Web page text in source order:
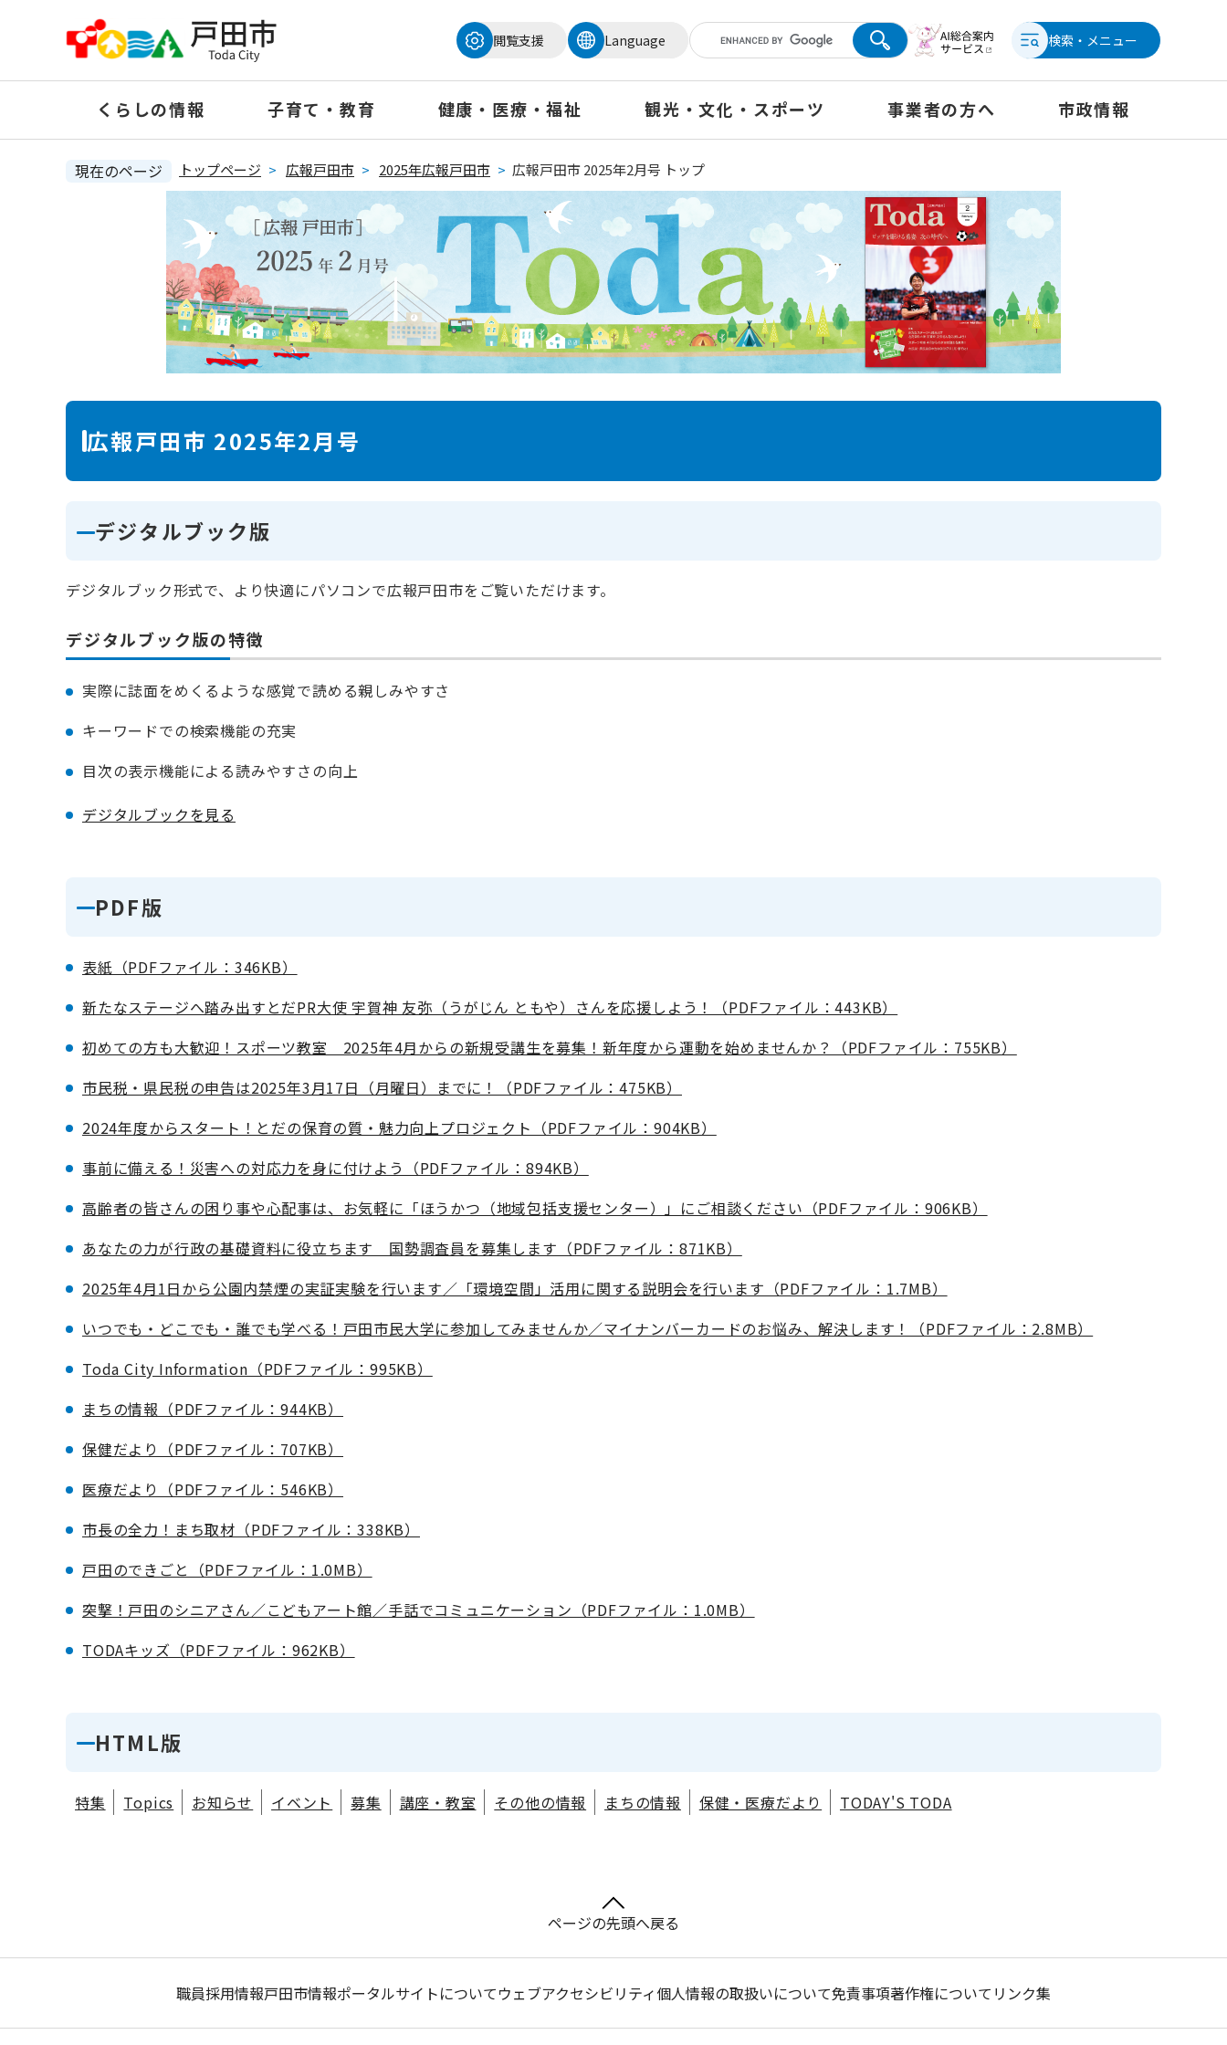
頭
閲覧支援
Language 検索・メニュー
くらしの情報 子育て・教育 健康・医療・福祉 観光・文化・スポーツ 事業者の方へ 市政情報
現在のページ トップページ > 広報戸田市 > 2025年広報戸田市 > 広報戸田市 2025年2月号 トップ
本
広報戸田市 2025年2月号
デジタルブック版
デジタルブック形式で、より快適にパソコンで広報戸田市をご覧いただけます。
デジタルブック版の特徴
実際に誌面をめくるような感覚で読める親しみやすさ
キーワードでの検索機能の充実
目次の表示機能による読みやすさの向上
デジタルブックを見る
PDF版
表紙（PDFファイル：346KB）
新たなステージへ踏み出すとだPR大使 宇賀神 友弥（うがじん ともや）さんを応援しよう！（PDFファイル：443KB）
初めての方も大歓迎！スポーツ教室 2025年4月からの新規受講生を募集！新年度から運動を始めませんか？（PDFファイル：755KB）
市民税・県民税の申告は2025年3月17日（月曜日）までに！（PDFファイル：475KB）
2024年度からスタート！とだの保育の質・魅力向上プロジェクト（PDFファイル：904KB）
事前に備える！災害への対応力を身に付けよう（PDFファイル：894KB）
高齢者の皆さんの困り事や心配事は、お気軽に「ほうかつ（地域包括支援センター）」にご相談ください（PDFファイル：906KB）
あなたの力が行政の基礎資料に役立ちます 国勢調査員を募集します（PDFファイル：871KB）
2025年4月1日から公園内禁煙の実証実験を行います／「環境空間」活用に関する説明会を行います（PDFファイル：1.7MB）
いつでも・どこでも・誰でも学べる！戸田市民大学に参加してみませんか／マイナンバーカードのお悩み、解決します！（PDFファイル：2.8MB）
Toda City Information（PDFファイル：995KB）
まちの情報（PDFファイル：944KB）
保健だより（PDFファイル：707KB）
医療だより（PDFファイル：546KB）
市長の全力！まち取材（PDFファイル：338KB）
戸田のできごと（PDFファイル：1.0MB）
突撃！戸田のシニアさん／こどもアート館／手話でコミュニケーション（PDFファイル：1.0MB）
TODAキッズ（PDFファイル：962KB）
HTML版
特集 Topics お知らせ イベント 募集 講座・教室 その他の情報 まちの情報 保健・医療だより TODAY'S TODA
ページの先頭へ戻る
職員採用情報戸田市情報ポータルサイトについてウェブアクセシビリティ個人情報の取扱いについて免責事項著作権について リンク集